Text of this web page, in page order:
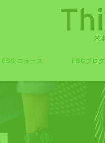
未
ESG ニュース ESGブロ